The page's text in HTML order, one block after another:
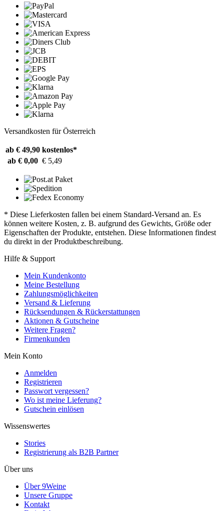
Versandkosten für Österreich
ab € 49,90 kostenlos*
ab € 0,00 € 5,49
* Diese Lieferkosten fallen bei einem Standard-Versand an. Es
können weitere Kosten, z. B. aufgrund des Gewichts, Größe oder
Eigenschaften der Produkte, entstehen. Diese Informationen findest
du direkt in der Produktbeschreibung.
Hilfe & Support
Mein Kundenkonto
Meine Bestellung
Zahlungsmöglichkeiten
Versand & Lieferung
Rücksendungen & Rückerstattungen
Aktionen & Gutscheine
Weitere Fragen?
Firmenkunden
Mein Konto
Anmelden
Registrieren
Passwort vergessen?
Wo ist meine Lieferung?
Gutschein einlösen
Wissenswertes
Stories
Registrierung als B2B Partner
Über uns
Über 9Weine
Unsere Gruppe
Kontakt